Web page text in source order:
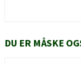
DU ER MÅSKE